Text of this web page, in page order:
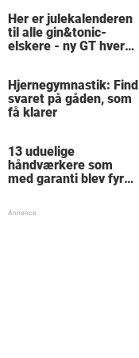
skrige af grin
Her er julekalenderen
til alle gin&tonic-
elskere - ny GT hver
Hjernegymnastik: Find
svaret på gåden, som
få klarer
13 uduelige
håndværkere som
med garanti blev fyret